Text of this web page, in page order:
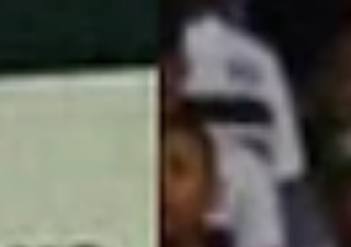
feira, o local receberá mais três partidas do
Campeonato Pernambucano, sequência que
aumenta a preocupação com o desgaste do
gramado. Localizada em São Lourenço da
Mata, a Arena vem sendo alternativa para
clubes que enfrentam problemas co